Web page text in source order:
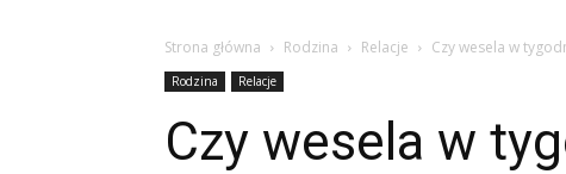
Strona główna Rodzina Relacje Czy wesela w
Rodzina Relacje
Czy wesela w